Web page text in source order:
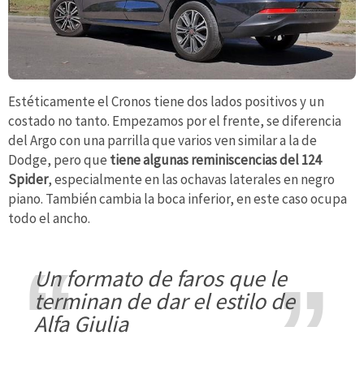
Estéticamente el Cronos tiene dos lados positivos y un
costado no tanto. Empezamos por el frente, se diferencia
del Argo con una parrilla que varios ven similar a la de
Dodge, pero que tiene algunas reminiscencias del 124
Spider, especialmente en las ochavas laterales en negro
piano. También cambia la boca inferior, en este caso ocupa
todo el ancho.
un formato de faros que le
terminan de dar el estilo de
Alfa Giulia